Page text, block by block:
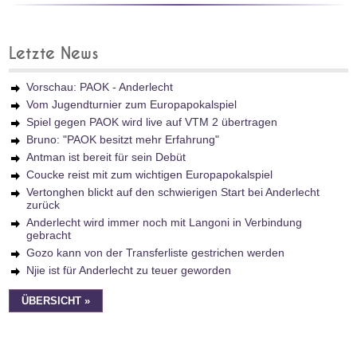
Letzte News
Vorschau: PAOK - Anderlecht
Vom Jugendturnier zum Europapokalspiel
Spiel gegen PAOK wird live auf VTM 2 übertragen
Bruno: "PAOK besitzt mehr Erfahrung"
Antman ist bereit für sein Debüt
Coucke reist mit zum wichtigen Europapokalspiel
Vertonghen blickt auf den schwierigen Start bei Anderlecht
zurück
Anderlecht wird immer noch mit Langoni in Verbindung
gebracht
Gozo kann von der Transferliste gestrichen werden
Njie ist für Anderlecht zu teuer geworden
ÜBERSICHT »